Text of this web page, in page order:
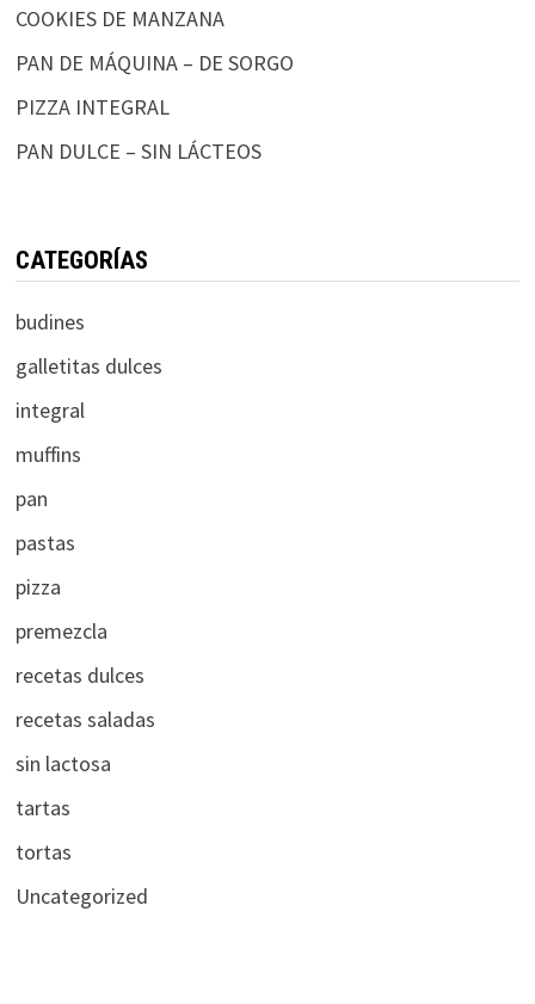
COOKIES DE MANZANA
PAN DE MÁQUINA – DE SORGO
PIZZA INTEGRAL
PAN DULCE – SIN LÁCTEOS
CATEGORÍAS
budines
galletitas dulces
integral
muffins
pan
pastas
pizza
premezcla
recetas dulces
recetas saladas
sin lactosa
tartas
tortas
Uncategorized